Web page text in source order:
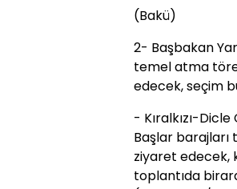
(Bakü)
2- Başbakan
temel atma
edecek, seçim
- Kıralkızı-
Başlar
ziyaret edecek,
toplantıda